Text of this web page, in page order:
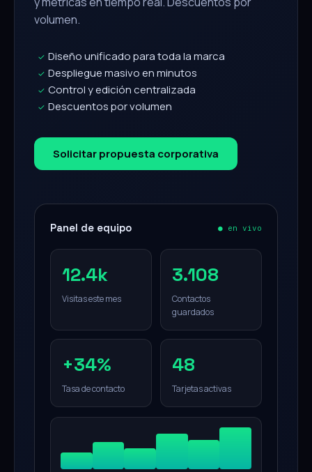
volumen.
✓ Diseño unificado para toda la marca
✓ Despliegue masivo en minutos
✓ Control y edición centralizada
✓ Descuentos por volumen
Solicitar propuesta corporativa
Panel de equipo ● en vivo
12.4k
Visitas este mes
3.108
Contactos
guardados
+34%
Tasa de contacto
48
Tarjetas activas